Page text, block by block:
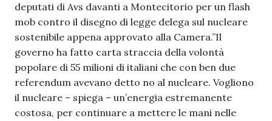
deputati di Avs davanti a Montecitorio per un flash
mob contro il disegno di legge delega sul nucleare
sostenibile appena approvato alla Camera.”Il
governo ha fatto carta straccia della volontà
popolare di 55 milioni di italiani che con ben due
referendum avevano detto no al nucleare. Vogliono
il nucleare – spiega – un’energia estremanente
costosa, per continuare a mettere le mani nelle